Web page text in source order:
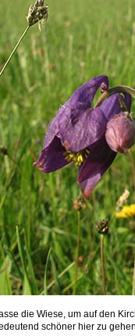
die Wiese, um auf den
schöner hier zu